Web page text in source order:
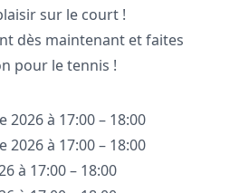
sur le court !
dès maintenant et faites
pour le tennis !
à 17:00 – 18:00
à 17:00 – 18:00
à 17:00 – 18:00